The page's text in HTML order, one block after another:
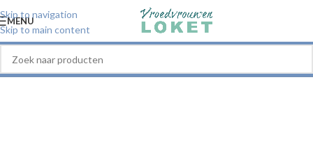
Skip to navigation
Skip to main content
MENU